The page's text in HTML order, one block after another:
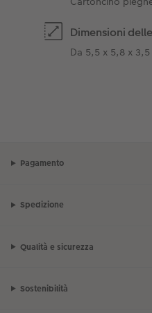
Dimensioni
Da 5,5 x 5,8 x
Pagamento
Spedizione
Qualità e sicurezza
Sostenibilità